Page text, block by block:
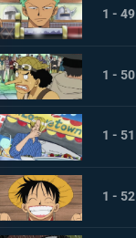
1 - 49
1 - 50
1 - 51
1 - 52